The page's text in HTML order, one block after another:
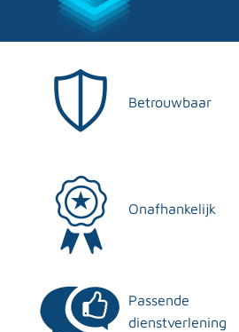
Betrouwbaar
Onafhankelijk
Passende
dienstverlening